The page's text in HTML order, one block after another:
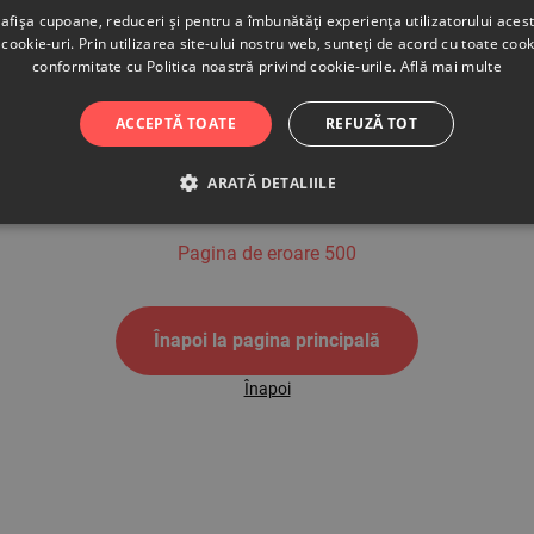
500
Pagina de eroare 500
Înapoi la pagina principală
Înapoi
cupoane, reduceri și pentru a îmbunătăți experiența utilizatorului
uri. Prin utilizarea site-ului nostru web, sunteți de acord cu toate
conformitate cu Politica noastră privind cookie-urile. Află mai multe
ACCEPTĂ TOATE REFUZĂ TOT
ARATĂ DETALIILE